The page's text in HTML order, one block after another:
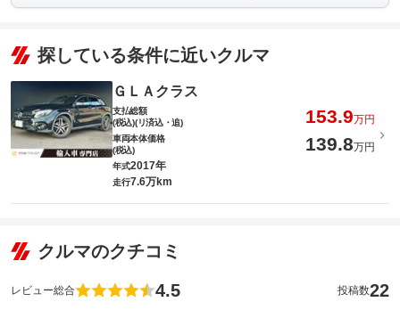
探している条件に近いクルマ
ＧＬＡクラス
支払総額
(税込)(リ済込・追)
153.9万円
車両本体価格
(税込)
139.8万円
年式2017年
走行7.6万km
クルマのクチコミ
レビュー総合 4.5 投稿数22